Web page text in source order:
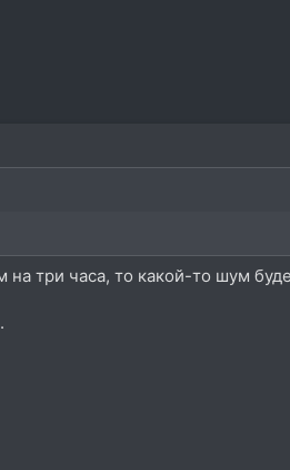
три часа, то какой-то шум